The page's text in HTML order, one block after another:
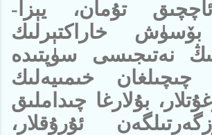
تۇمان، يېزا-
بۆسۈش خاراكتېرلىك
نەتىجىسى سۈپتىدە
چىچىلغان خىمىيەلىك
بۇلارغا چىداملىق
ئۇرۇقلار،